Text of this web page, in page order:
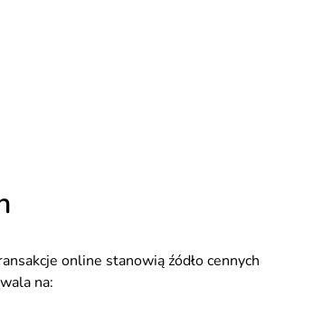
online stanowią źódło cennych
na: